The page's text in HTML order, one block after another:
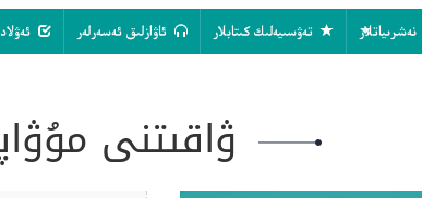
نەشرىياتلار تەۋسىيەلىك كىتابلار ئاۋازلىق ئەسەرلەر
ۋاقىتنى